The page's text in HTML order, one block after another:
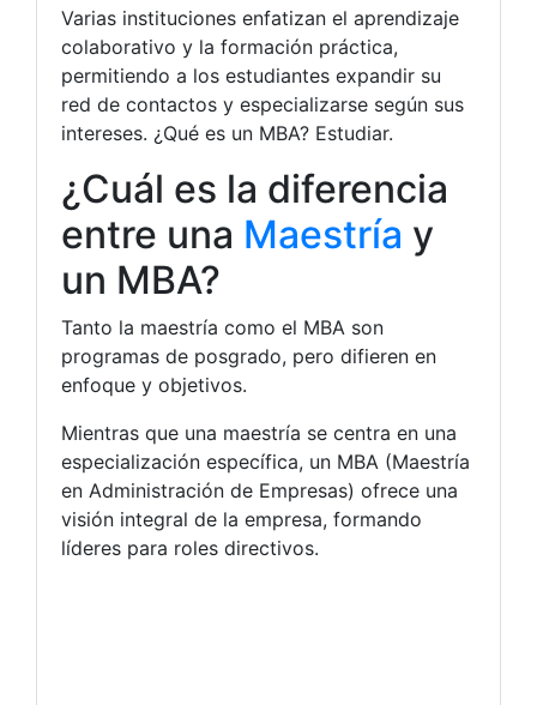
Varias instituciones enfatizan el aprendizaje
colaborativo y la formación práctica,
permitiendo a los estudiantes expandir su
red de contactos y especializarse según sus
intereses. ¿Qué es un MBA? Estudiar.
¿Cuál es la diferencia
entre una Maestría y
un MBA?
Tanto la maestría como el MBA son
programas de posgrado, pero difieren en
enfoque y objetivos.
Mientras que una maestría se centra en una
especialización específica, un MBA (Maestría
en Administración de Empresas) ofrece una
visión integral de la empresa, formando
líderes para roles directivos.